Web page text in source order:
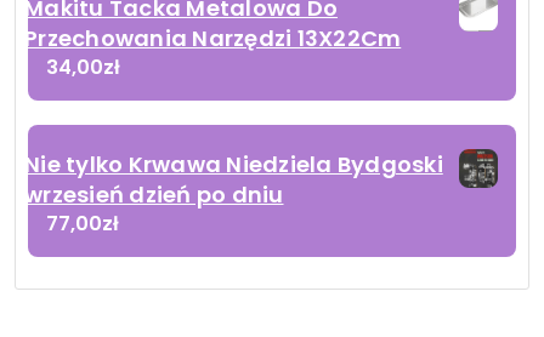
Makitu Tacka Metalowa Do
Przechowania Narzędzi 13X22Cm
34,00zł
Nie tylko Krwawa Niedziela Bydgoski
wrzesień dzień po dniu
77,00zł